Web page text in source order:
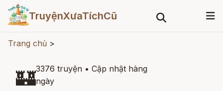
TruyệnXưaTíchCũ
Trang chủ >
🏰3376 truyện • Cập nhật hàng
ngày